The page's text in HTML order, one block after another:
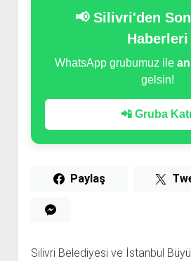
📢 Silivri'den
Haberleri
WhatsApp grubumuz ile
gelsin!
📲 Gruba Katıl
Paylaş
Silivri Belediyesi ve İstanbul